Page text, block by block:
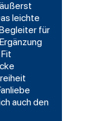
leichte
für
auch den